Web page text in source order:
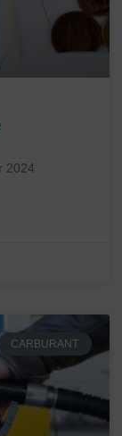
2024
CARBURANT